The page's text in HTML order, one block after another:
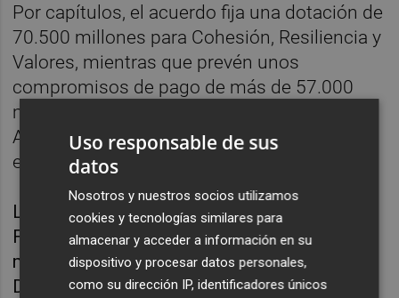
Por capítulos, el acuerdo fija una dotación de
70.500 millones para Cohesión, Resiliencia y
Valores, mientras que prevén unos
compromisos de pago de más de 57.000
millones para Recursos Naturales y Medio
Ambiente, el encabezado dentro del que se
encuentra la PAC.
La partida de Migración y Gestión de
Fronteras tendrá un presupuesto de 3.700
millones, los recursos de Seguridad y
Defensa ascenderán a 2,116 millones, la
Uso responsable de sus
datos
Nosotros y nuestros socios utilizamos
cookies y tecnologías similares para
almacenar y acceder a información en su
dispositivo y procesar datos personales,
como su dirección IP, identificadores únicos